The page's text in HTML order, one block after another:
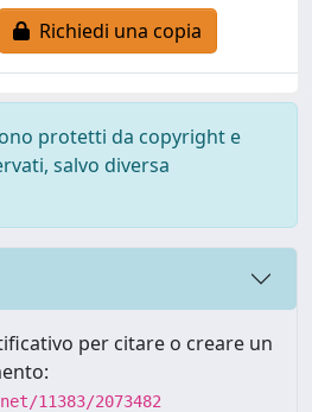
Richiedi una copia
protetti da copyright e
salvo diversa
per citare o creare un
11383/2073482